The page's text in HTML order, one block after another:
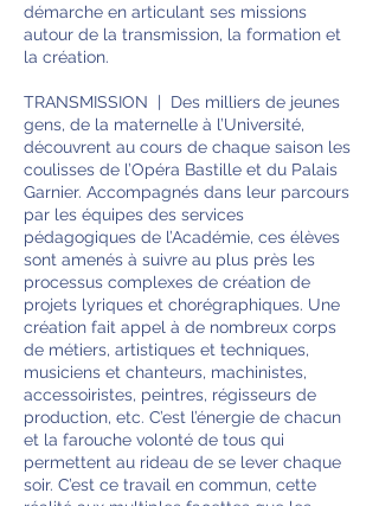
démarche en articulant ses missions
autour de la transmission, la formation et
la création.
TRANSMISSION | Des milliers de jeunes
gens, de la maternelle à l’Université,
découvrent au cours de chaque saison les
coulisses de l’Opéra Bastille et du Palais
Garnier. Accompagnés dans leur parcours
par les équipes des services
pédagogiques de l’Académie, ces élèves
sont amenés à suivre au plus près les
processus complexes de création de
projets lyriques et chorégraphiques. Une
création fait appel à de nombreux corps
de métiers, artistiques et techniques,
musiciens et chanteurs, machinistes,
accessoiristes, peintres, régisseurs de
production, etc. C’est l’énergie de chacun
et la farouche volonté de tous qui
permettent au rideau de se lever chaque
soir. C’est ce travail en commun, cette